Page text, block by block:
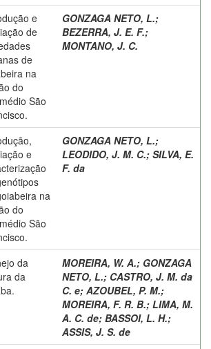
e
de
de
na
do
São
GONZAGA NETO, L.;
BEZERRA, J. E. F.;
MONTANO, J. C.
e
na
do
São
GONZAGA NETO, L.;
LEODIDO, J. M. C.; SILVA, E.
F. da
da
da
MOREIRA, W. A.; GONZAGA
NETO, L.; CASTRO, J. M. da
C. e; AZOUBEL, P. M.;
MOREIRA, F. R. B.; LIMA, M.
A. C. de; BASSOI, L. H.;
ASSIS, J. S. de